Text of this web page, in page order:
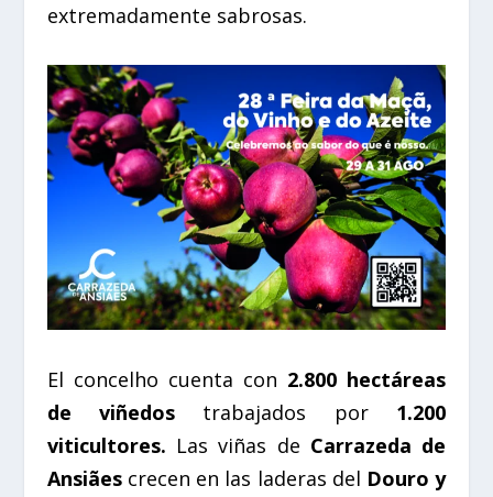
extremadamente sabrosas.
El concelho cuenta con 2.800 hectáreas
de viñedos trabajados por 1.200
viticultores. Las viñas de Carrazeda de
Ansiães crecen en las laderas del Douro y